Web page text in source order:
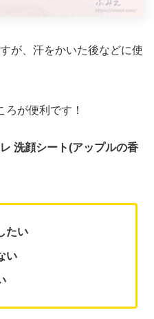
が、汗をかいた後などに使
ろが便利です！
洗顔シート(アップルの香
たい
い